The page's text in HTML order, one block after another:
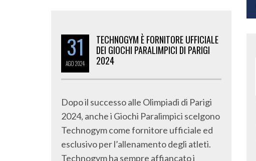
31
AGO2024
TECHNOGYM È FORNITORE UFFICIALE
DEI GIOCHI PARALIMPICI DI PARIGI
2024
Dopo il successo alle Olimpiadi di Parigi
2024, anche i Giochi Paralimpici scelgono
Technogym come fornitore ufficiale ed
esclusivo per l’allenamento degli atleti.
Technogym ha sempre affiancato i